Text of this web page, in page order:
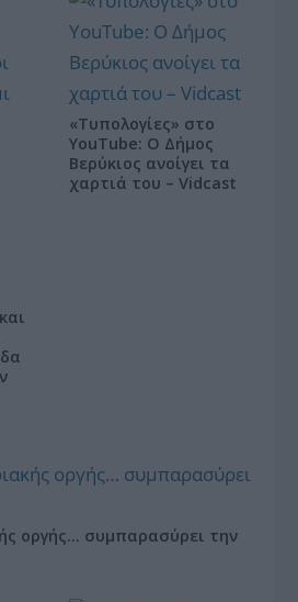
«Τυπολογίες» στο
YouTube: Ο Δήμος
Βερύκιος ανοίγει τα
χαρτιά του – Vidcast
οργής… συμπαρασύρει την